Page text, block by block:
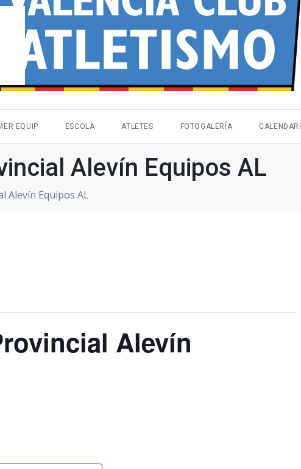
EQUIP ESCOLA ATLETES FOTOGALERÍA CALENDARI
Alevín Equipos AL
Alevín Equipos AL
Alevín